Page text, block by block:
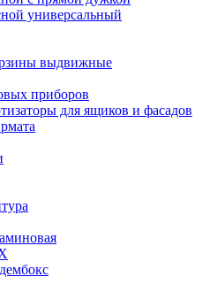
универсальный
выдвижные
приборов
для ящиков и фасадов